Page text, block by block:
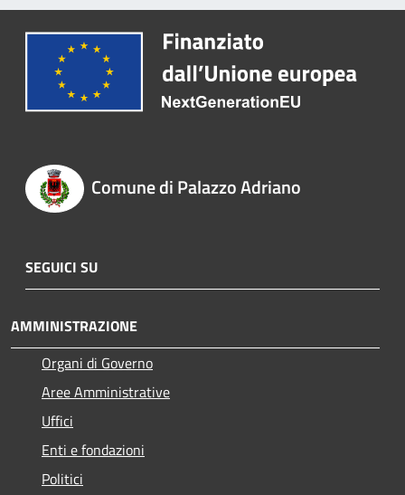
Comune di Palazzo Adriano
SEGUICI SU
AMMINISTRAZIONE
Organi di Governo
Aree Amministrative
Uffici
Enti e fondazioni
Politici